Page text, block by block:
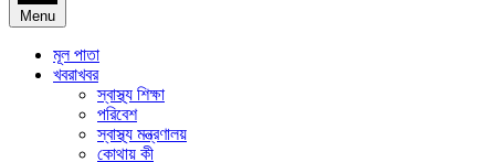
Menu
মূল পাতা
খবরাখবর
স্বাস্থ্য শিক্ষা
পরিবেশ
স্বাস্থ্য মন্ত্রণালয়
কোথায় কী